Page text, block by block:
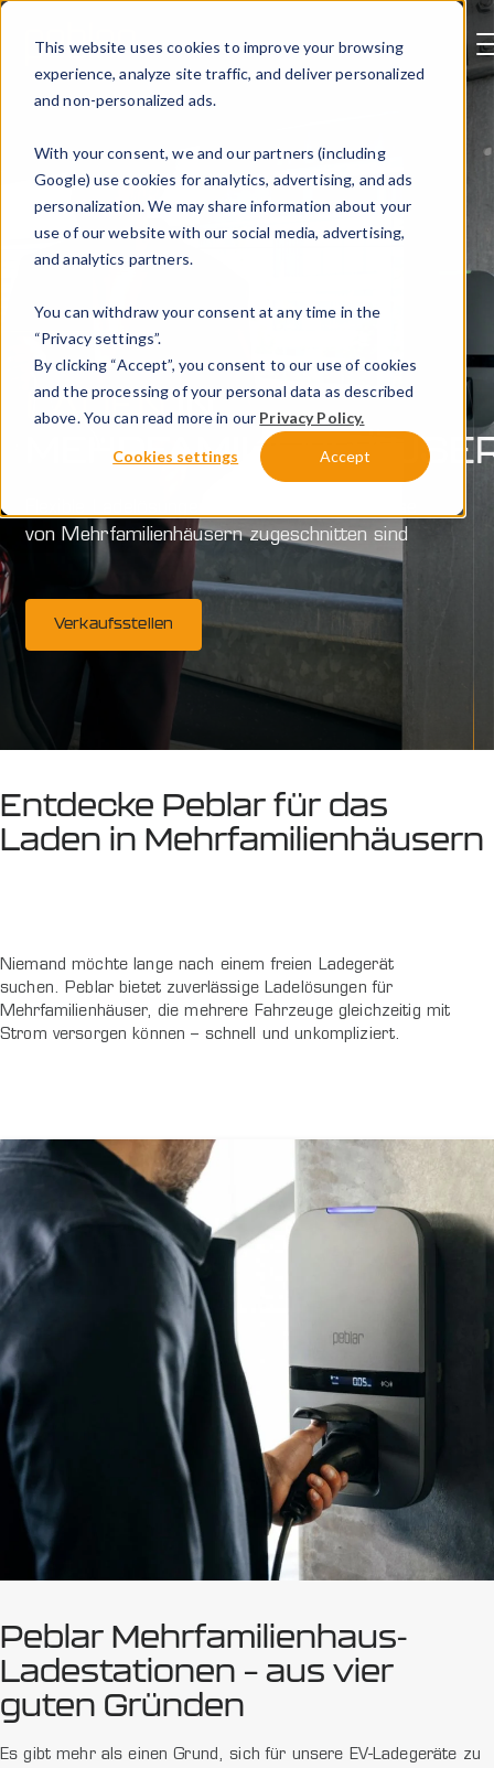
This website uses cookies to improve your browsing
experience, analyze site traffic, and deliver personalized
and non-personalized ads.
With your consent, we and our partners (including
Google) use cookies for analytics, advertising, and ads
personalization. We may share information about your
use of our website with our social media, advertising,
and analytics partners.
You can withdraw your consent at any time in the
“Privacy settings”.
By clicking “Accept”, you consent to our use of cookies
and the processing of your personal data as described
above. You can read more in our Privacy Policy.
Cookies settings Accept
LADENIN
von Mehrfamilienhäusern zugeschnitten sind
Verkaufsstellen
Entdecke Peblar für das
Laden in Mehrfamilienhäusern
Niemand möchte lange nach einem freien Ladegerät
suchen. Peblar bietet zuverlässige Ladelösungen für
Mehrfamilienhäuser, die mehrere Fahrzeuge gleichzeitig mit
Strom versorgen können – schnell und unkompliziert.
Peblar Mehrfamilienhaus-
Ladestationen – aus vier
guten Gründen
Es gibt mehr als einen Grund, sich für unsere EV-Ladegeräte zu